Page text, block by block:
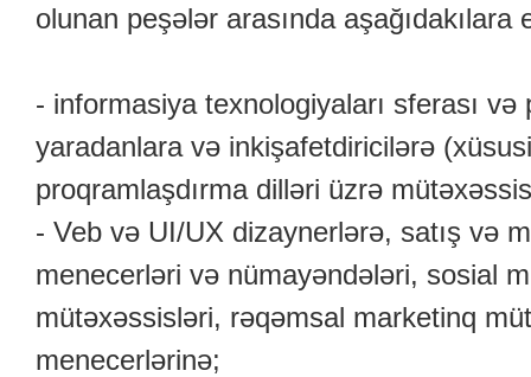
olunan peşələr arasında aşağıdakılara
- informasiya texnologiyaları sferası və
yaradanlara və inkişafetdiricilərə
proqramlaşdırma dilləri üzrə
- Veb və UI/UX dizaynerlərə, satış və
menecerləri və nümayəndələri, sosial
mütəxəssisləri, rəqəmsal marketinq
menecerlərinə;